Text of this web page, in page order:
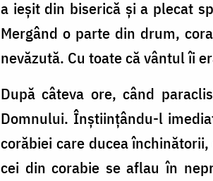
a ieșit din biserică și a plecat
Mergând o parte din drum,
nevăzută. Cu toate că vântul îi
După câteva ore, când
Domnului. Înștiințându-l
corăbiei care ducea
cei din corabie se aflau în